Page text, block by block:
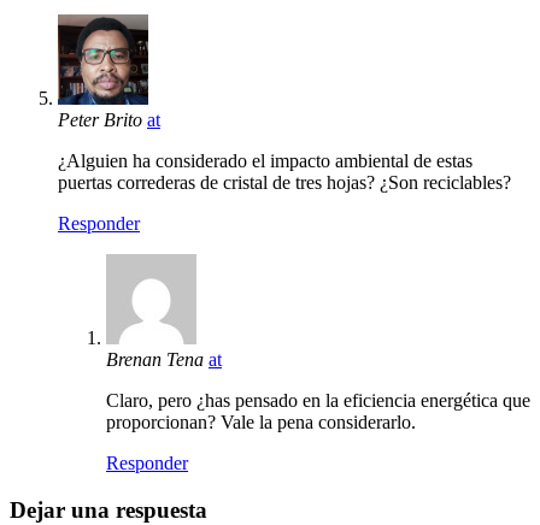
Peter Brito at
¿Alguien ha considerado el impacto ambiental de estas
puertas correderas de cristal de tres hojas? ¿Son reciclables?
Responder
Brenan Tena at
Claro, pero ¿has pensado en la eficiencia energética que
proporcionan? Vale la pena considerarlo.
Responder
Dejar una respuesta